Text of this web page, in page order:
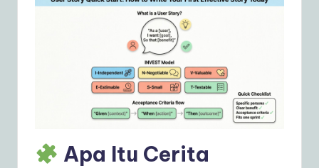
Apa Itu Cerita